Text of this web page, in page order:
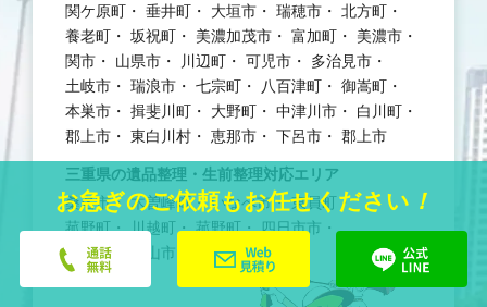
関ケ原町
垂井町 大垣市 瑞穂市
北方町
養老町
坂祝町 美濃加茂市 富加町
美濃市
関市
山県市 川辺町 可児市
多治見市
土岐市
瑞浪市 七宗町 八百津町
御嵩町
本巣市
揖斐川町 大野町 中津川市
白川町
郡上市
東白川村 恵那市 下呂市 郡上市
三重県の遺品整理・生前整理対応エリア
桑名市
木曽峰町 いなべ市
東員町
菰野町
川越町 菰野町
四日市市
鈴鹿市
亀山市
お急ぎのご依頼もお任せください ！